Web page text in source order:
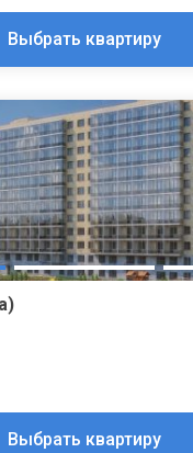
Выбрать квартиру
Выбрать квартиру